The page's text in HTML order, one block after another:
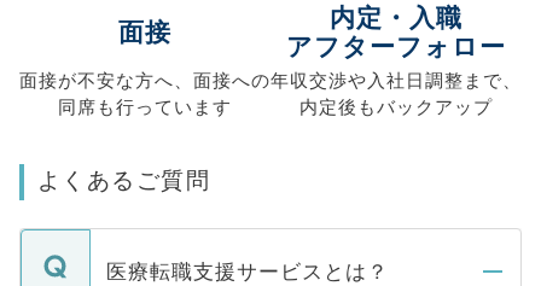
面接
面接が不安な方へ、 面接への
同席も行っています
内定・入職
アフターフォロー
年収交渉や入社日調整まで、
内定後もバックアップ
よくあるご質問
医療転職支援サービスとは？